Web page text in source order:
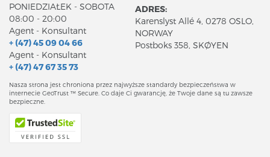
PONIEDZIAŁEK - SOBOTA
08:00 - 20:00
Agent - Konsultant
+ (47) 45 09 04 66
Agent - Konsultant
+ (47) 47 67 35 73
ADRES:
Karenslyst Allé 4, 0278 OSLO,
NORWAY
Postboks 358, SKØYEN
Nasza strona jest chroniona przez najwyższe standardy bezpieczeństwa w
internecie GeoTrust ™ Secure. Co daje Ci gwarancję, że Twoje dane są tu zawsze
bezpieczne.